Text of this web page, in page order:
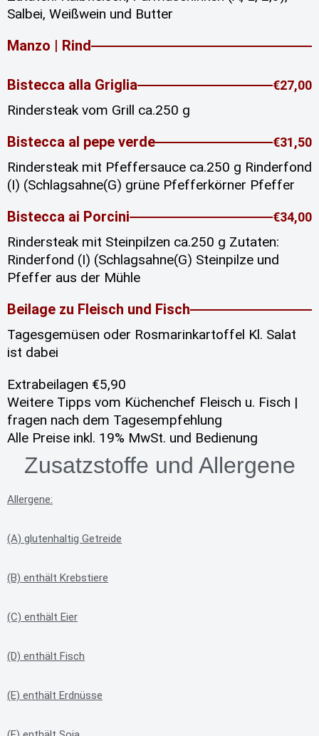
Salbei, Weißwein und Butter
Manzo | Rind
Bistecca alla Griglia €27,00
Rindersteak vom Grill ca.250 g
Bistecca al pepe verde €31,50
Rindersteak mit Pfeffersauce ca.250 g Rinderfond
(I) (Schlagsahne(G) grüne Pfefferkörner Pfeffer
Bistecca ai Porcini €34,00
Rindersteak mit Steinpilzen ca.250 g Zutaten:
Rinderfond (I) (Schlagsahne(G) Steinpilze und
Pfeffer aus der Mühle
Beilage zu Fleisch und Fisch
Tagesgemüsen oder Rosmarinkartoffel Kl. Salat
ist dabei
Extrabeilagen €5,90
Weitere Tipps vom Küchenchef Fleisch u. Fisch |
fragen nach dem Tagesempfehlung
Alle Preise inkl. 19% MwSt. und Bedienung
Zusatzstoffe und Allergene
Allergene:
(A) glutenhaltig Getreide
(B) enthält Krebstiere
(C) enthält Eier
(D) enthält Fisch
(E) enthält Erdnüsse